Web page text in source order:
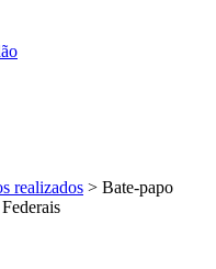
realizados > Bate-papo